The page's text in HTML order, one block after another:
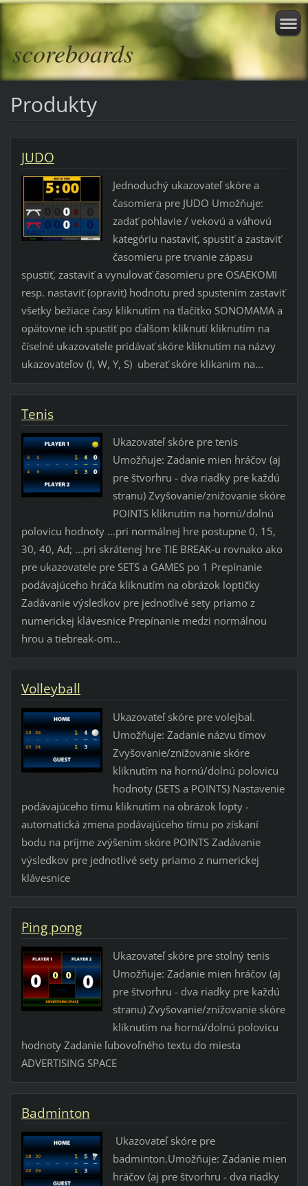
scoreboards
Produkty
JUDO
Jednoduchý ukazovateľ skóre a
časomiera pre JUDO Umožňuje:
zadať pohlavie / vekovú a váhovú
kategóriu nastaviť, spustiť a zastaviť
časomieru pre trvanie zápasu
spustiť, zastaviť a vynulovať časomieru pre OSAEKOMI
resp. nastaviť (opraviť) hodnotu pred spustením zastaviť
všetky bežiace časy kliknutím na tlačítko SONOMAMA a
opätovne ich spustiť po ďalšom kliknutí kliknutím na
číselné ukazovatele pridávať skóre kliknutím na názvy
ukazovateľov (I, W, Y, S) uberať skóre klikanim na...
Tenis
Ukazovateľ skóre pre tenis
Umožňuje: Zadanie mien hráčov (aj
pre štvorhru - dva riadky pre každú
stranu) Zvyšovanie/znižovanie skóre
POINTS kliknutím na hornú/dolnú
polovicu hodnoty ...pri normálnej hre postupne 0, 15,
30, 40, Ad; ...pri skrátenej hre TIE BREAK-u rovnako ako
pre ukazovatele pre SETS a GAMES po 1 Prepínanie
podávajúceho hráča kliknutím na obrázok loptičky
Zadávanie výsledkov pre jednotlivé sety priamo z
numerickej klávesnice Prepínanie medzi normálnou
hrou a tiebreak-om...
Volleyball
Ukazovateľ skóre pre volejbal.
Umožňuje: Zadanie názvu tímov
Zvyšovanie/znižovanie skóre
kliknutím na hornú/dolnú polovicu
hodnoty (SETS a POINTS) Nastavenie
podávajúceho tímu kliknutím na obrázok lopty -
automatická zmena podávajúceho tímu po získaní
bodu na príjme zvýšením skóre POINTS Zadávanie
výsledkov pre jednotlivé sety priamo z numerickej
klávesnice
Ping pong
Ukazovateľ skóre pre stolný tenis
Umožňuje: Zadanie mien hráčov (aj
pre štvorhru - dva riadky pre každú
stranu) Zvyšovanie/znižovanie skóre
kliknutím na hornú/dolnú polovicu
hodnoty Zadanie ľubovoľného textu do miesta
ADVERTISING SPACE
Badminton
Ukazovateľ skóre pre
badminton.Umožňuje: Zadanie mien
hráčov (aj pre štvorhru - dva riadky